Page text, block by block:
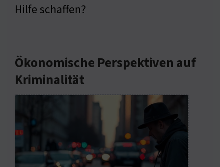
Hilfe schaffen?
Ökonomische Perspektiven auf
Kriminalität